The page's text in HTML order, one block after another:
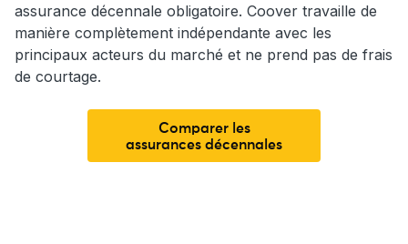
assurance décennale obligatoire. Coover travaille de
manière complètement indépendante avec les
principaux acteurs du marché et ne prend pas de frais
de courtage.
Comparer les
assurances décennales